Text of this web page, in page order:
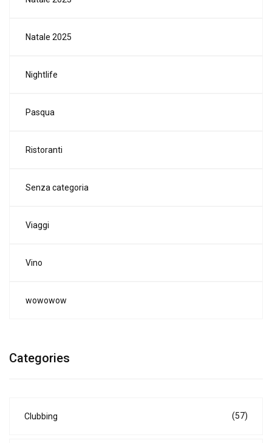
Natale 2025
Nightlife
Pasqua
Ristoranti
Senza categoria
Viaggi
Vino
wowowow
Categories
Clubbing (57)